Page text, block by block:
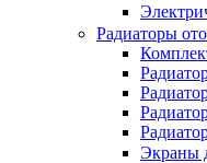
Радиаторы
Экраны